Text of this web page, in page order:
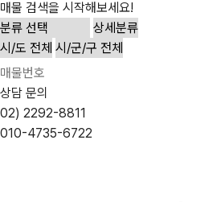
매물 검색을 시작해보세요!
상담 문의
02) 2292-8811
010-4735-6722